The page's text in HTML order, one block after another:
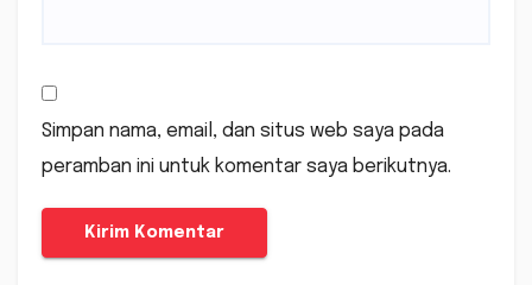
Simpan nama, email, dan situs web saya pada
peramban ini untuk komentar saya berikutnya.